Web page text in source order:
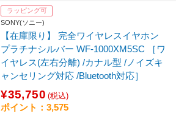
ラッピング可
SONY(ソニー)
【在庫限り】 完全ワイヤレスイヤホン
プラチナシルバー WF-1000XM5SC ［ワ
イヤレス(左右分離) /カナル型 /ノイズキ
ャンセリング対応 /Bluetooth対応］
¥35,750 (税込)
ポイント：3,575